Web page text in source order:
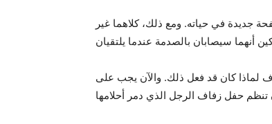
جديدة في حياته. ومع ذلك، كلاهما غير
أنهما سيصابان بالصدمة عندما يلتقيان
كان قد فعل ذلك. والآن يجب على
تنظم حفل زفاف الرجل الذي دمر أحلامها